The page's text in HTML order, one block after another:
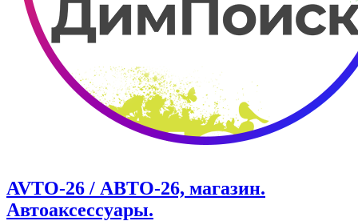
AVTO-26 / АВТО-26, магазин.
Автоаксессуары.